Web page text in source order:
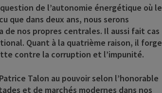
de l’autonomie énergétique où le
que dans deux ans, nous serons
nos propres centrales. Il aussi fait cas
Quant à la quatrième raison, il forge
contre la corruption et l’impunité.
Talon au pouvoir selon l’honorable
et de marchés modernes dans nos